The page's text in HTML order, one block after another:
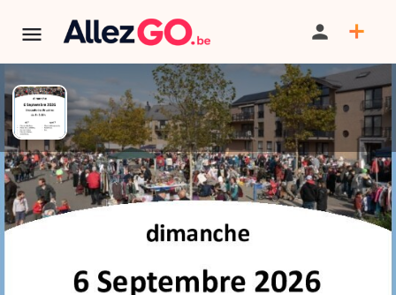
Brocante des Bruyères à
Ottignies-Louvain-la-Neuve
PARTAGER ITINÉRAIRE SAUVEGARDER